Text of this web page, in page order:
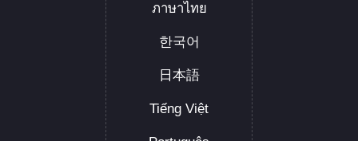
ภาษาไทย
한국어
日本語
Tiếng Việt